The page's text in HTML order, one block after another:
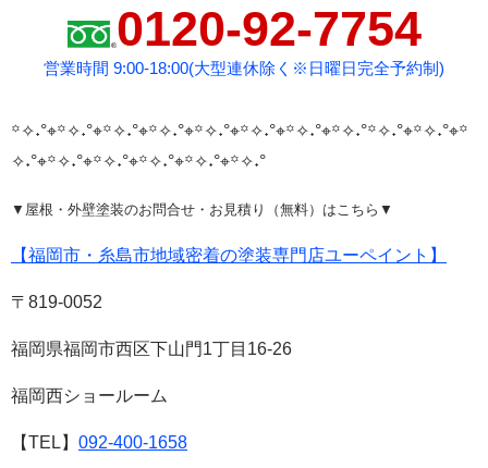
0120-92-7754
営業時間 9:00-18:00(大型連休除く※日曜日完全予約制)
꙳✧˖°⌖꙳✧˖°⌖꙳✧˖°⌖꙳✧˖°⌖꙳✧˖°⌖꙳✧˖°⌖꙳✧˖°⌖꙳✧˖°꙳✧˖°⌖꙳✧˖°⌖꙳
✧˖°⌖꙳✧˖°⌖꙳✧˖°⌖꙳✧˖°⌖꙳✧˖°⌖꙳✧˖°
▼屋根・外壁塗装のお問合せ・お見積り（無料）はこちら▼
【福岡市・糸島市地域密着の塗装専門店ユーペイント】
〒819-0052
福岡県福岡市西区下山門1丁目16-26
福岡西ショールーム
【TEL】 092-400-1658